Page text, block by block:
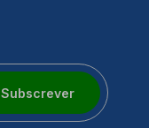
Subscrever